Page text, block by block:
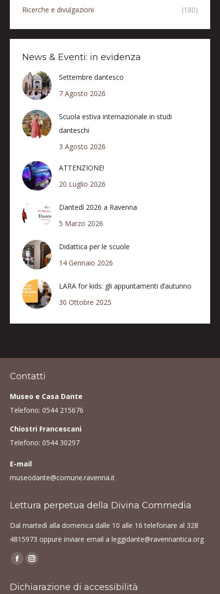
Ricerche e divulgazioni
(180)
News & Eventi: in evidenza
Settembre dantesco
7 Agosto 2026
Scuola estiva internazionale in studi
danteschi
3 Agosto 2026
ATTENZIONE!
20 Luglio 2026
Dantedì 2026 a Ravenna
5 Marzo 2026
Didattica per le scuole
14 Gennaio 2026
LARA for kids: gli appuntamenti d’autunno
30 Ottobre 2025
Contatti
Museo e Casa Dante
Telefono: 0544 215676
Chiostri Francescani
Telefono: 0544 30297
E-mail
museodante@comune.ravenna.it
Lettura perpetua della Divina Commedia
Dal martedì alla domenica dalle 10 alle 16 telefonare al 328
4815973 oppure inviare email a leggidante@ravennantica.org
Find us on:
Facebook
opens
Instagram
opens
Dichiarazione di accessibilità